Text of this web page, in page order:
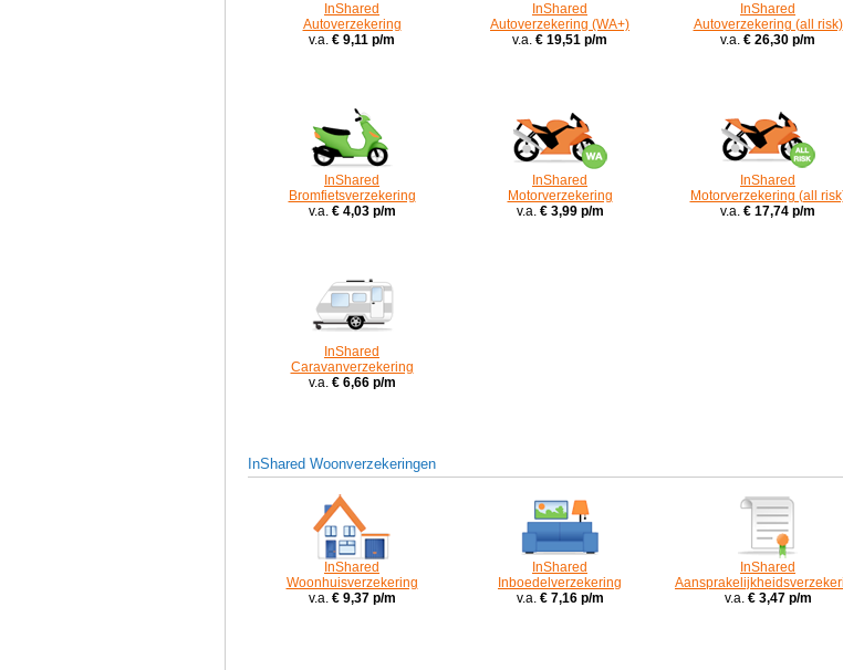
InShared
Autoverzekering
v.a. € 9,11 p/m
InShared
Autoverzekering (WA+)
v.a. € 19,51 p/m
InShared
Autoverzekering (all risk)
v.a. € 26,30 p/m
InShared
Bromfietsverzekering
v.a. € 4,03 p/m
InShared
Motorverzekering
v.a. € 3,99 p/m
InShared
Motorverzekering (all
v.a. € 17,74 p/m
InShared
Caravanverzekering
v.a. € 6,66 p/m
InShared Woonverzekeringen
InShared
Woonhuisverzekering
v.a. € 9,37 p/m
InShared
Inboedelverzekering
v.a. € 7,16 p/m
InShared
v.a. € 3,47 p/m